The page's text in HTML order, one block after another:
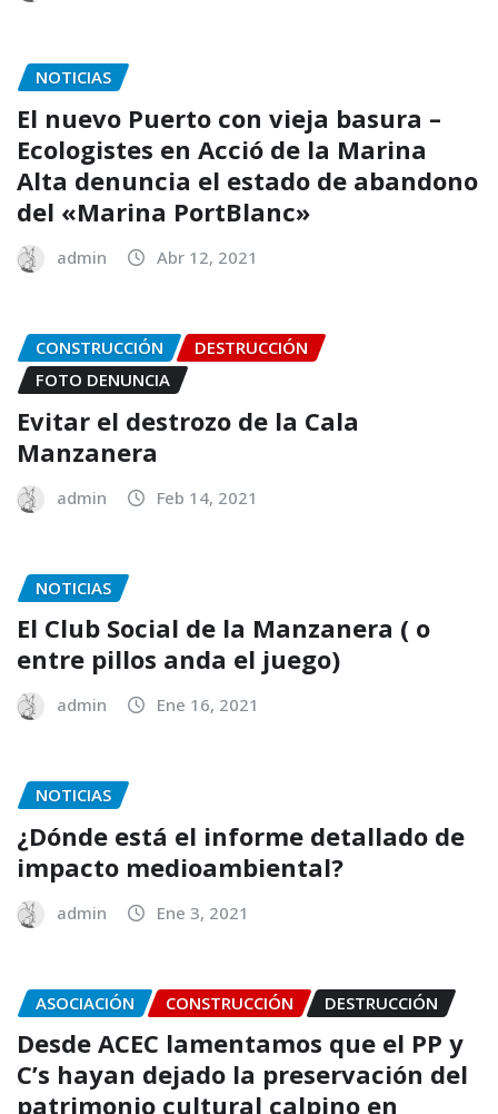
NOTICIAS
El nuevo Puerto con vieja basura –
Ecologistes en Acció de la Marina
Alta denuncia el estado de abandono
del «Marina PortBlanc»
admin Abr 12, 2021
CONSTRUCCIÓN
DESTRUCCIÓN
FOTO DENUNCIA
Evitar el destrozo de la Cala
Manzanera
admin Feb 14, 2021
NOTICIAS
El Club Social de la Manzanera ( o
entre pillos anda el juego)
admin Ene 16, 2021
NOTICIAS
¿Dónde está el informe detallado de
impacto medioambiental?
admin Ene 3, 2021
ASOCIACIÓN CONSTRUCCIÓN DESTRUCCIÓN
Desde ACEC lamentamos que el PP y
C’s hayan dejado la preservación del
patrimonio cultural calpino en